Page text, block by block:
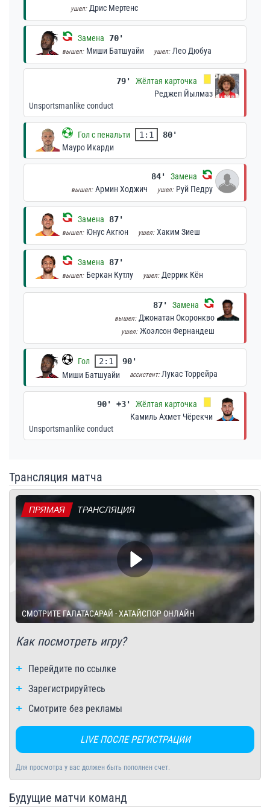
ушел: Дрис Мертенс
Замена 70'
вышел: Миши Батшуайи ушел: Лео Дюбуа
79'
Жёлтая карточка
Реджеп Йылмаз
Unsportsmanlike conduct
Гол с пенальти 1:1
80'
Мауро Икарди
84' Замена
вышел: Армин Ходжич ушел: Руй Педру
Замена 87'
вышел: Юнус Акгюн ушел: Хаким Зиеш
Замена 87'
вышел: Беркан Кутлу ушел: Деррик Кён
87' Замена
вышел: Джонатан Окоронкво
ушел: Жоэлсон Фернандеш
Гол 2:1
90'
Миши Батшуайи
ассистент: Лукас Торрейра
90' +3'
Жёлтая карточка
Камиль Ахмет Чёрекчи
Unsportsmanlike conduct
Трансляция матча
ПРЯМАЯ ТРАНСЛЯЦИЯ
СМОТРИТЕ ГАЛАТАСАРАЙ - ХАТАЙСПОР ОНЛАЙН
Как посмотреть игру?
Перейдите по ссылке
Зарегистрируйтесь
Смотрите без рекламы
LIVE ПОСЛЕ РЕГИСТРАЦИИ
Для просмотра у вас должен быть пополнен счет.
Будущие матчи команд